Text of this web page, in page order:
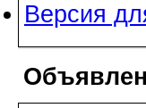
Версия